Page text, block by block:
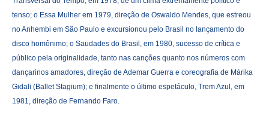
tenso; o Essa Mulher em 1979, direção de Oswaldo Mendes, que estreou
no Anhembi em São Paulo e excursionou pelo Brasil no lançamento do
disco homônimo; o Saudades do Brasil, em 1980, sucesso de crítica e
público pela originalidade, tanto nas canções quanto nos números com
dançarinos amadores, direção de Ademar Guerra e coreografia de Márika
Gidali (Ballet Stagium); e finalmente o último espetáculo, Trem Azul, em
1981, direção de Fernando Faro.